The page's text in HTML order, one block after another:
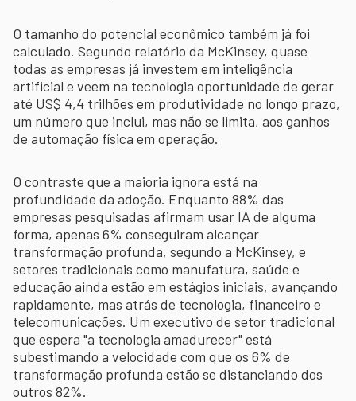
O tamanho do potencial econômico também já foi
calculado. Segundo relatório da McKinsey, quase
todas as empresas já investem em inteligência
artificial e veem na tecnologia oportunidade de gerar
até US$ 4,4 trilhões em produtividade no longo prazo,
um número que inclui, mas não se limita, aos ganhos
de automação física em operação.
O contraste que a maioria ignora está na
profundidade da adoção. Enquanto 88% das
empresas pesquisadas afirmam usar IA de alguma
forma, apenas 6% conseguiram alcançar
transformação profunda, segundo a McKinsey, e
setores tradicionais como manufatura, saúde e
educação ainda estão em estágios iniciais, avançando
rapidamente, mas atrás de tecnologia, financeiro e
telecomunicações. Um executivo de setor tradicional
que espera "a tecnologia amadurecer" está
subestimando a velocidade com que os 6% de
transformação profunda estão se distanciando dos
outros 82%.